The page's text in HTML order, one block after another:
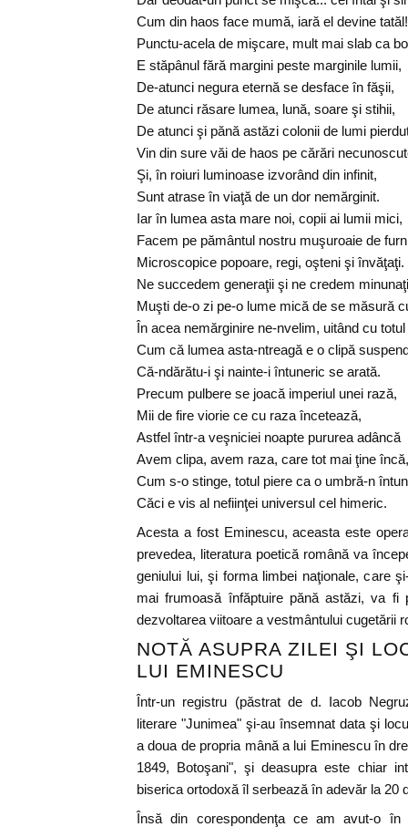
Cum din haos face mumă, iară el devine tatăl!
Punctu-acela de mişcare, mult mai slab ca
E stăpânul fără margini peste marginile lumii,
De-atunci negura eternă se desface în făşii,
De atunci răsare lumea, lună, soare şi stihii,
De atunci şi pănă astăzi colonii de lumi
Vin din sure văi de haos pe cărări
Şi, în roiuri luminoase izvorând din infinit,
Sunt atrase în viaţă de un dor nemărginit.
Iar în lumea asta mare noi, copii ai lumii mici,
Facem pe pământul nostru muşuroaie de
Microscopice popoare, regi, oşteni şi învăţaţi.
Ne succedem generaţii şi ne credem
Muşti de-o zi pe-o lume mică de se măsură
În acea nemărginire ne-nvelim, uitând cu totul
Cum că lumea asta-ntreagă e o clipă
Că-ndărătu-i şi nainte-i întuneric se arată.
Precum pulbere se joacă imperiul unei rază,
Mii de fire viorie ce cu raza încetează,
Astfel într-a veşniciei noapte pururea adâncă
Avem clipa, avem raza, care tot mai ţine încă,
Cum s-o stinge, totul piere ca o umbră-n
Căci e vis al nefiinţei universul cel himeric.
Acesta a fost Eminescu, aceasta este
prevedea, literatura poetică română va
geniului lui, şi forma limbei naţionale, care
mai frumoasă înfăptuire pănă astăzi, va fi
dezvoltarea viitoare a vestmântului cugetării
NOTĂ ASUPRA ZILEI ŞI
LUI EMINESCU
Într-un registru (păstrat de d. Iacob
literare "Junimea" şi-au însemnat data şi
a doua de propria mână a lui Eminescu în
1849, Botoşani", şi deasupra este chiar
biserica ortodoxă îl serbează în adevăr la 20
Însă din corespondenţa ce am avut-o